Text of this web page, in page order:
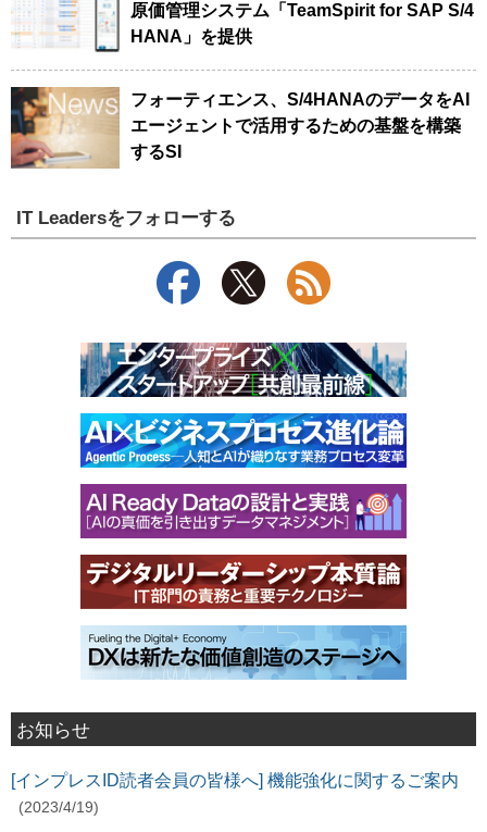
原価管理システム「TeamSpirit for SAP S/4
HANA」を提供
フォーティエンス、S/4HANAのデータをAI
エージェントで活用するための基盤を構築
するSI
IT Leadersをフォローする
お知らせ
[インプレスID読者会員の皆様へ] 機能強化に関するご案内
(2023/4/19)